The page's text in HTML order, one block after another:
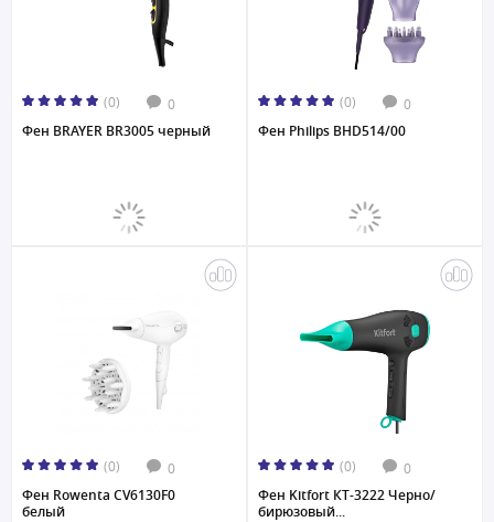
(0) 0
Фен BRAYER BR3005 черный
(0) 0
Фен Philips BHD514/00
(0) 0
Фен Rowenta CV6130F0
белый
(0) 0
Фен Kitfort КТ-3222 Черно/
бирюзовый...